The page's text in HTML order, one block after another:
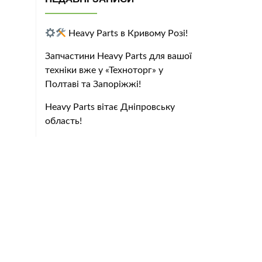
davHeavy Parts в Кривому Розі!
Запчастини Heavy Parts для вашої
техніки вже у «Техноторг» у
Полтаві та Запоріжжі!
Heavy Parts вітає Дніпровську
область!